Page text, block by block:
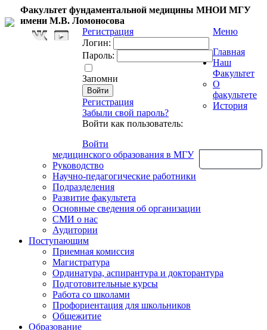
Факультет фундаментальной медицины МНОИ МГУ
имени М.В. Ломоносова
Регистрация
Логин:
Пароль:
Запомни
Регистрация
Забыли свой пароль?
Войти как пользователь:
Войти
Меню
Главная
Наш
Факультет
О
факультете
История
медицинского образования в МГУ
Руководство
Научно-педагогические работники
Подразделения
Развитие факультета
Основные сведения об организации
СМИ о нас
Аудитории
Поступающим
Приемная комиссия
Магистратура
Ординатура, аспирантура и докторантура
Подготовительные курсы
Работа со школами
Профориентация для школьников
Общежитие
Образование